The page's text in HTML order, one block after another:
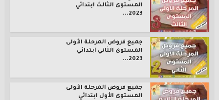
المستوى الثالث ابتدائي
2023...
جميع فروض المرحلة الأولى
المستوى الثاني ابتدائي
2023...
جميع فروض المرحلة الأولى
المستوى الأول ابتدائي